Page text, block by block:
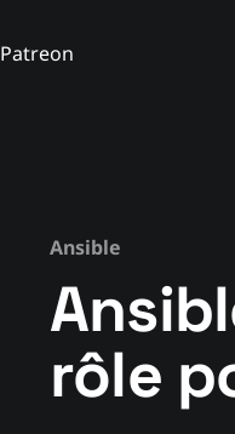
Patreon
Ansible
rôle